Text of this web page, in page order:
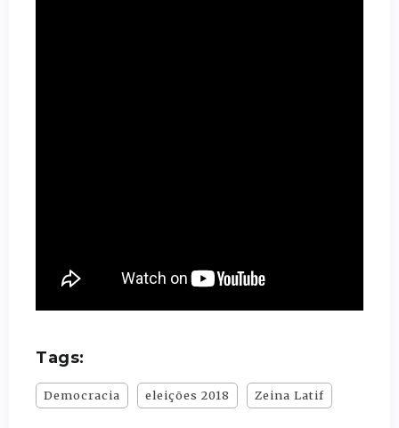
Tags:
Democracia eleições 2018 Zeina Latif